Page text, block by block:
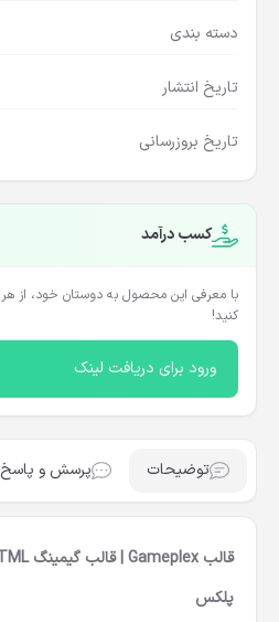
دسته بندی
تاریخ انتشار
تاریخ بروزرسانی
کسب درآمد
کنید!
ورود برای دریافت لینک
توضیحات پرسش و پاسخ
پلکس